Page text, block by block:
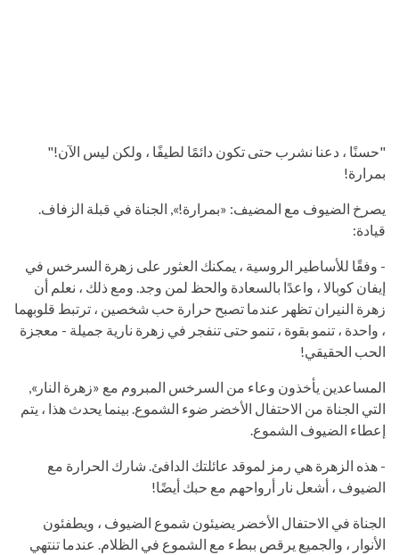
"حسنًا ، دعنا نشرب حتى تكون دائمًا لطيفًا ، ولكن ليس الآن!"
بمرارة!
يصرخ الضيوف مع المضيف: «بمرارة!», الجناة في قبلة الزفاف.
قيادة:
- وفقًا للأساطير الروسية ، يمكنك العثور على زهرة السرخس في
إيفان كوبالا ، واعدًا بالسعادة والحظ لمن وجد. ومع ذلك ، نعلم أن
زهرة النيران تظهر عندما تصبح حرارة حب شخصين ، ترتبط قلوبهما
، واحدة ، تنمو بقوة ، تنمو حتى تنفجر في زهرة نارية جميلة - معجزة
الحب الحقيقي!
المساعدين يأخذون وعاء من السرخس المبروم مع «زهرة النار»,
التي الجناة من الاحتفال الأخضر ضوء الشموع. بينما يحدث هذا ، يتم
إعطاء الضيوف الشموع.
- هذه الزهرة هي رمز لموقد عائلتك الدافئ. شارك الحرارة مع
الضيوف ، أشعل نار أرواحهم مع حبك أيضًا!
الجناة في الاحتفال الأخضر يضيئون شموع الضيوف ، ويطفئون
الأنوار ، والجميع يرقص ببطء مع الشموع في الظلام. عندما تنتهي